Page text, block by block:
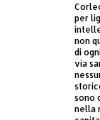
per
non
di
via
sono
nella